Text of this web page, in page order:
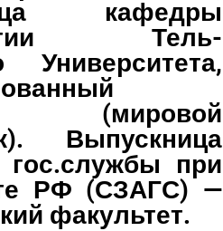
кафедры
Тель-
Университета,
(мировой
Выпускница
гос.службы при
РФ (СЗАГС) —
факультет.